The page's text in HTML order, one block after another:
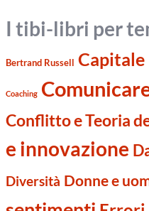
I tibi-libri per
Bertrand Russell
Coaching
Conflitto e Teoria
e innovazione
Diversità Donne e